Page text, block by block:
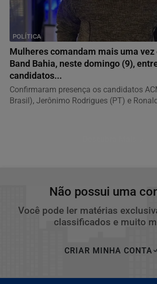
POLÍTICA
Mulheres comandam mais uma vez
Band Bahia, neste domingo (9),
candidatos...
Confirmaram presença os candidatos
Brasil), Jerônimo Rodrigues (PT) e
Não possui uma
Você pode ler matérias
classificados e muito
CRIAR MINHA CONTA